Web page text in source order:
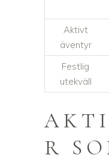
Aktivt
äventyr
Festlig
utekväll
R